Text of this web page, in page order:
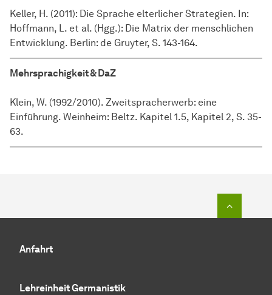
Keller, H. (2011): Die Sprache elterlicher Strategien. In:
Hoffmann, L. et al. (Hgg.): Die Matrix der menschlichen
Entwicklung. Berlin: de Gruyter, S. 143-164.
Mehrsprachigkeit & DaZ
Klein, W. (1992/2010). Zweitspracherwerb: eine
Einführung. Weinheim: Beltz. Kapitel 1.5, Kapitel 2, S. 35-
63.
Anfahrt
Lehreinheit Germanistik